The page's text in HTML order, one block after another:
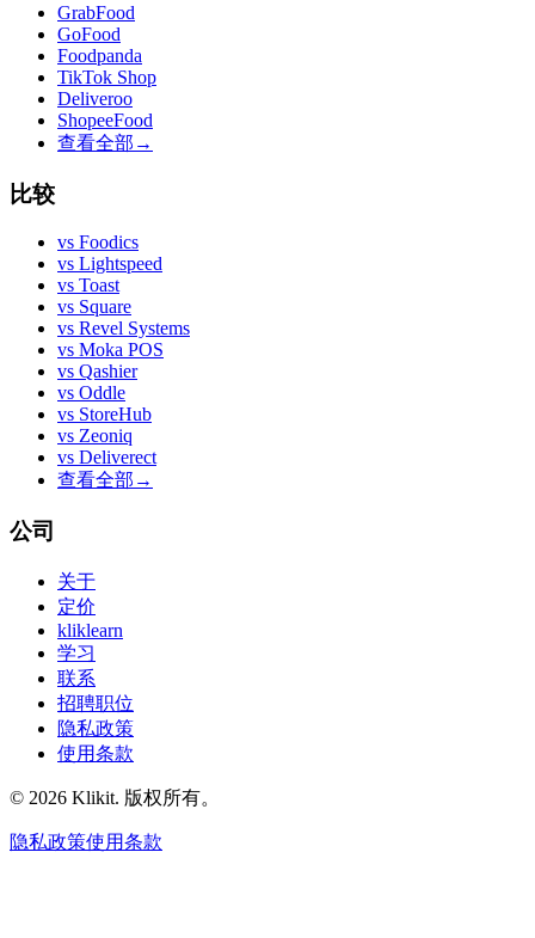
GrabFood
GoFood
Foodpanda
TikTok Shop
Deliveroo
ShopeeFood
查看全部 →
比较
vs Foodics
vs Lightspeed
vs Toast
vs Square
vs Revel Systems
vs Moka POS
vs Qashier
vs Oddle
vs StoreHub
vs Zeoniq
vs Deliverect
查看全部 →
公司
关于
定价
kliklearn
学习
联系
招聘职位
隐私政策
使用条款
© 2026 Klikit. 版权所有。
隐私政策使用条款